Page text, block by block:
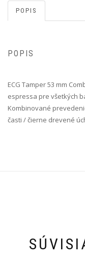
POPIS
POPIS
ECG Tamper 53 mm
espressa pre všetkých
Kombinované
časti / čierne drevené